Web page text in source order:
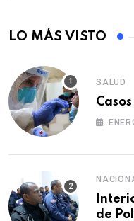
LO MÁS VISTO
SALUD
de